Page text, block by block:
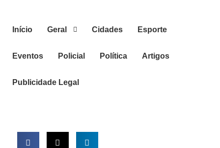
Início Geral Cidades Esporte
Eventos Policial Política Artigos
Publicidade Legal